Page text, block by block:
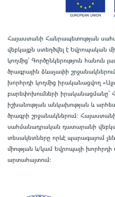
Հայաստանի Հանրապետության
վեբկայքն ստեղծվել է Եվրոպական
կողմից՝ Գործընկերություն հանուն
ծրագրային ձևաչափի
խորհրդի կողմից իրականացվող
բարեփոխումների իրականացմանը`
իշխանության անկախության և
ծրագրի շրջանակներում:
սահմանադրական դատարանի
տեսակետները որևէ պարագայում
միության և/կամ Եվրոպայի
արտահայտում: